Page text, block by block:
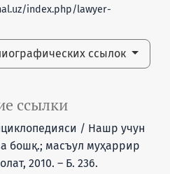
index.php/lawyer-
ссылок
ссылки
/ Нашр учун
бошқ.; масъул муҳаррир
2010. – Б. 236.